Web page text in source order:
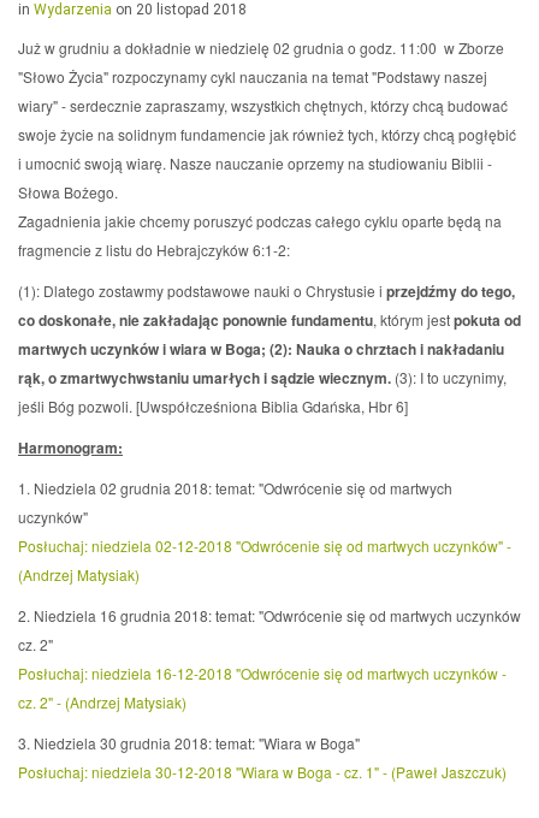
in Wydarzenia on 20 listopad 2018
Już w grudniu a dokładnie w niedzielę 02 grudnia o godz. 11:00 w Zborze
"Słowo Życia" rozpoczynamy cykl nauczania na temat "Podstawy naszej
wiary" - serdecznie zapraszamy, wszystkich chętnych, którzy chcą budować
swoje życie na solidnym fundamencie jak również tych, którzy chcą pogłębić
i umocnić swoją wiarę. Nasze nauczanie oprzemy na studiowaniu Biblii -
Słowa Bożego.
Zagadnienia jakie chcemy poruszyć podczas całego cyklu oparte będą na
fragmencie z listu do Hebrajczyków 6:1-2:
(1): Dlatego zostawmy podstawowe nauki o Chrystusie i przejdźmy do tego,
co doskonałe, nie zakładając ponownie fundamentu, którym jestpokuta od
martwych uczynków i wiara w Boga; (2): Nauka o chrztach i nakładaniu
rąk, o zmartwychwstaniu umarłych i sądzie wiecznym. (3): I to uczynimy,
jeśli Bóg pozwoli. [Uwspółcześniona Biblia Gdańska, Hbr 6]
Harmonogram:
1. Niedziela 02 grudnia 2018: temat: "Odwrócenie się od martwych
uczynków"
Posłuchaj: niedziela 02-12-2018 "Odwrócenie się od martwych uczynków" -
(Andrzej Matysiak)
2. Niedziela 16 grudnia 2018: temat: "Odwrócenie się od martwych uczynków
cz. 2"
Posłuchaj: niedziela 16-12-2018 "Odwrócenie się od martwych uczynków -
cz. 2" - (Andrzej Matysiak)
3. Niedziela 30 grudnia 2018: temat: "Wiara w Boga"
Posłuchaj: niedziela 30-12-2018 "Wiara w Boga - cz. 1" - (Paweł Jaszczuk)